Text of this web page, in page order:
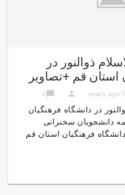
ذوالنور در
استان قم +تصاویر
56
person
chat_bubble
0
در دانشگاه فرهنگیان
دانشجویان سخنرانی
فرهنگیان استان قم